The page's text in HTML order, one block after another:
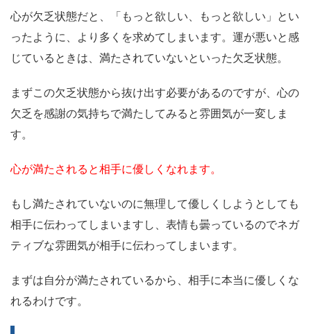
心が欠乏状態だと、「もっと欲しい、もっと欲しい」とい
ったように、より多くを求めてしまいます。 運が悪いと感
じているときは、満たされていないといった欠乏状態。
まずこの欠乏状態から抜け出す必要があるのですが、心の
欠乏を感謝の気持ちで満たしてみると雰囲気が一変しま
す。
心が満たされると相手に優しくなれます。
もし満たされていないのに無理して優しくしようとしても
相手に伝わってしまいますし、表情も曇っているのでネガ
ティブな雰囲気が相手に伝わってしまいます。
まずは自分が満たされているから、相手に本当に優しくな
れるわけです。